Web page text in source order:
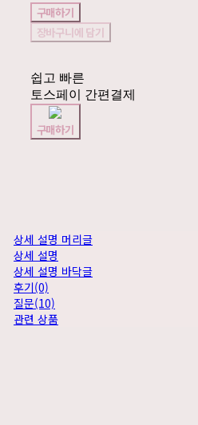
구매하기
장바구니에 담기
쉽고 빠른
토스페이 간편결제
구매하기
상세 설명 머리글
상세 설명
상세 설명 바닥글
후기(0)
질문(10)
관련 상품